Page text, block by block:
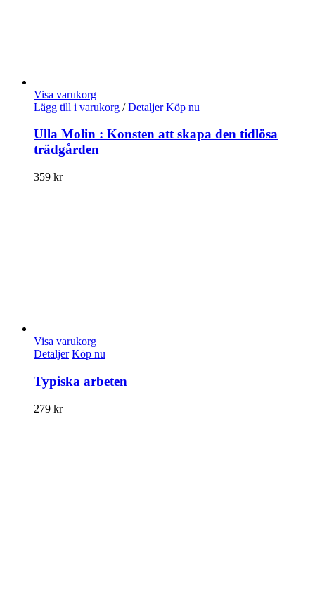
Visa varukorg
Lägg till i varukorg / Detaljer Köp nu
Ulla Molin : Konsten att skapa den tidlösa
trädgården
359 kr
Visa varukorg
Detaljer Köp nu
Typiska arbeten
279 kr